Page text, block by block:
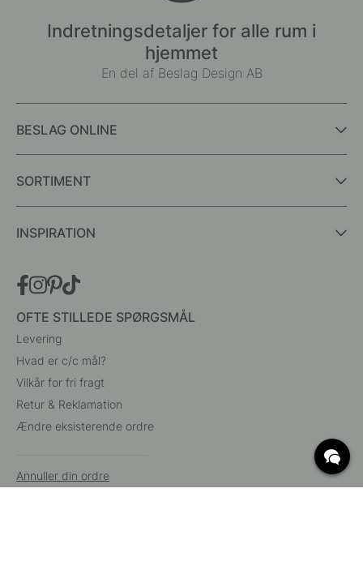
Indretningsdetaljer for alle rum i
hjemmet
En del af Beslag Design AB
BESLAG ONLINE
SORTIMENT
INSPIRATION
OFTE STILLEDE SPØRGSMÅL
Levering
Hvad er c/c mål?
Vilkår for fri fragt
Retur & Reklamation
Ændre eksisterende ordre
Annuller din ordre